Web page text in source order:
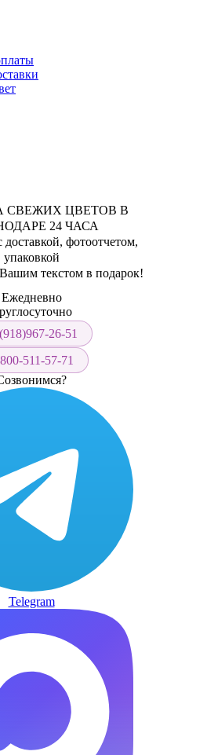
СВЕЖИХ ЦВЕТОВ В
24 ЧАСА
доставкой, фотоотчетом,
упаковкой
текстом в подарок!
Ежедневно
26-51
511-57-71
Telegram